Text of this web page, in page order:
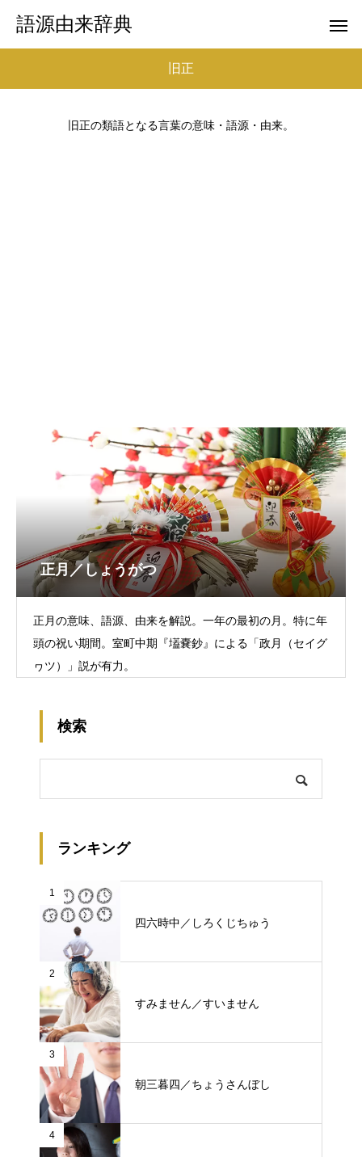
語源由来辞典
旧正
旧正の類語となる言葉の意味・語源・由来。
正月／しょうがつ
正月の意味、語源、由来を解説。一年の最初の月。特に年
頭の祝い期間。室町中期『壒嚢鈔』による「政月（セイグ
ヮツ）」説が有力。
検索
ランキング
1
四六時中／しろくじちゅう
2
すみません／すいません
3
朝三暮四／ちょうさんぼし
4